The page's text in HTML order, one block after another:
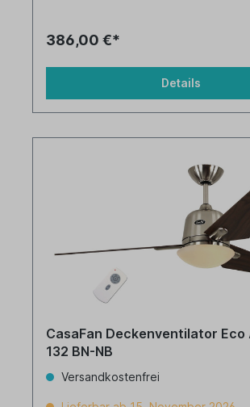
386,00 €*
Details
CasaFan Deckenventilator Eco
132 BN-NB
Versandkostenfrei